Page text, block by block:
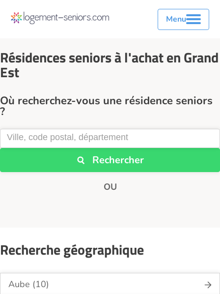
Menu
Résidences seniors à l'achat en Grand
Est
Où recherchez-vous une résidence seniors
?
Rechercher
OU
Recherche géographique
Aube (10)